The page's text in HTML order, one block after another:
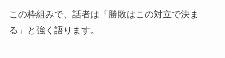
この枠組みで、話者は「勝敗はこの対立で決ま
る」と強く語ります。